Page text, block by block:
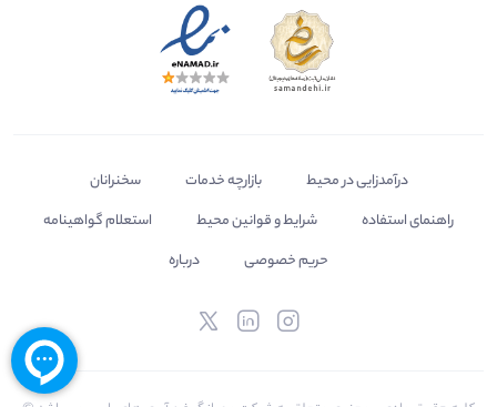
درآمدزایی در محیط بازارچه خدمات
سخنرانان
راهنمای استفاده
شرایط و قوانین محیط
استعلام گواهینامه
حریم خصوصی
درباره